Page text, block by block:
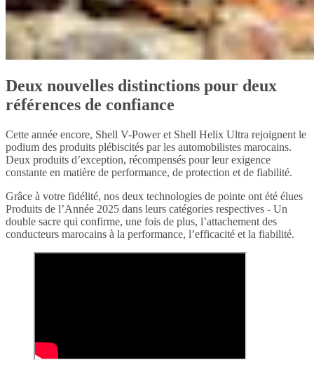
Deux nouvelles distinctions pour deux
références de confiance
Cette année encore, Shell V-Power et Shell Helix Ultra rejoignent le
podium des produits plébiscités par les automobilistes marocains.
Deux produits d’exception, récompensés pour leur exigence
constante en matière de performance, de protection et de fiabilité.
Grâce à votre fidélité, nos deux technologies de pointe ont été élues
Produits de l’Année 2025 dans leurs catégories respectives - Un
double sacre qui confirme, une fois de plus, l’attachement des
conducteurs marocains à la performance, l’efficacité et la fiabilité.